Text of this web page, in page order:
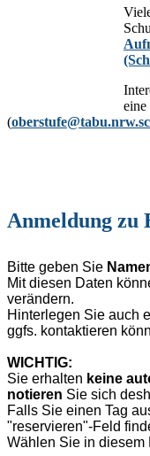
eine
(
Anmeldung zu
Bitte geben Sie
Mit diesen Daten
verändern.
Hinterlegen Sie auch
ggfs. kontaktieren
WICHTIG:
Sie erhalten keine
notieren Sie sich
Falls Sie einen Tag
"reservieren"-Feld
Wählen Sie in diesem